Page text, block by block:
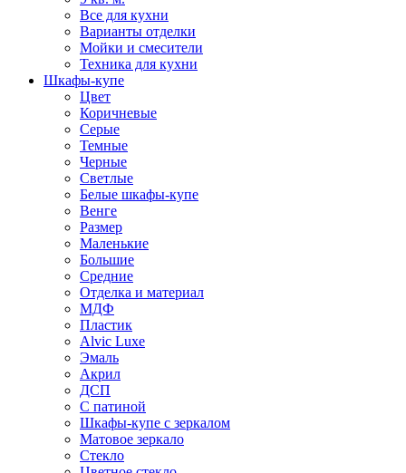
Все для кухни
Варианты отделки
Мойки и смесители
Техника для кухни
Шкафы-купе
Цвет
Коричневые
Серые
Темные
Черные
Светлые
Белые шкафы-купе
Венге
Размер
Маленькие
Большие
Средние
Отделка и материал
МДФ
Пластик
Alvic Luxe
Эмаль
Акрил
ДСП
С патиной
Шкафы-купе с зеркалом
Матовое зеркало
Стекло